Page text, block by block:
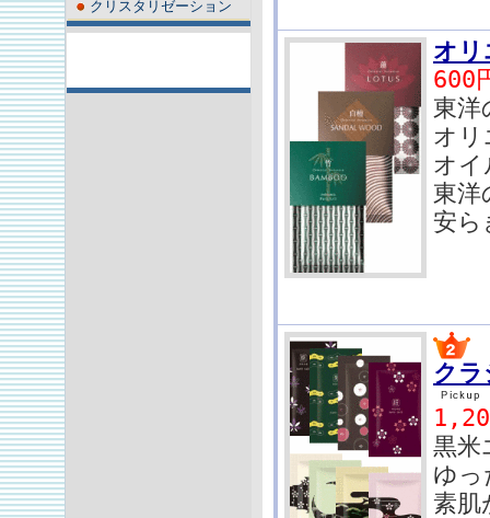
クリスタリゼーション
オリ
600
東洋
オリ
オイ
東洋
安ら
ク
黒米
ゆっ
素肌